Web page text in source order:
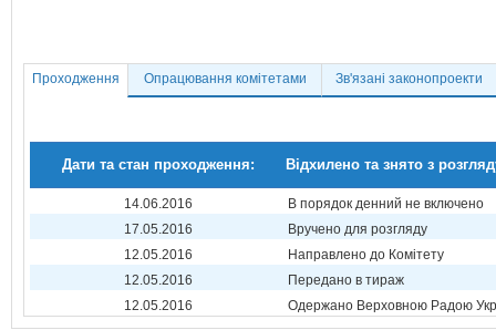
Проходження Опрацювання комітетами Зв'язані законопроекти
Дати та стан проходження: Відхилено та знято з
14.06.2016
В порядок денний не включено
17.05.2016
Вручено для розгляду
12.05.2016
Направлено до Комітету
12.05.2016
Передано в тираж
12.05.2016
Одержано Верховною Радою